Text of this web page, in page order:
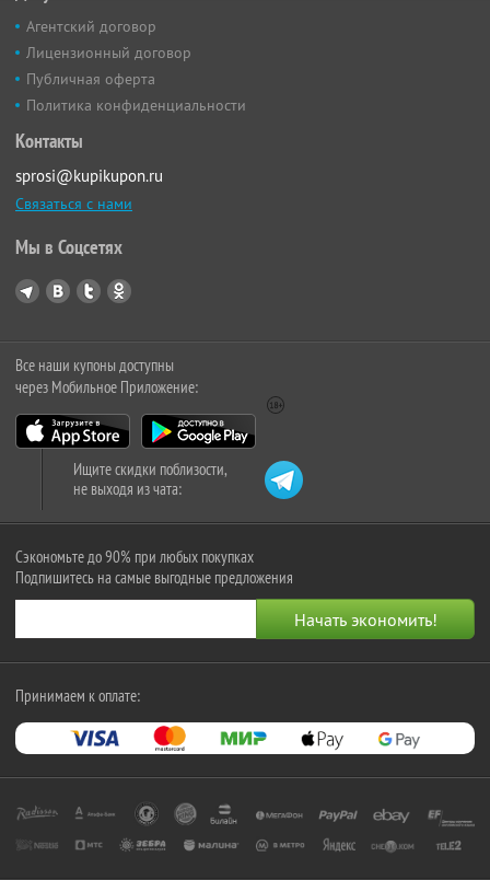
Агентский договор
Лицензионный договор
Публичная оферта
Политика конфиденциальности
Контакты
sprosi@kupikupon.ru
Связаться с нами
Мы в Соцсетях
Все наши купоны доступны
через Мобильное Приложение:
Ищите скидки поблизости,
не выходя из чата:
Сэкономьте до 90% при любых покупках
Подпишитесь на самые выгодные предложения
Принимаем к оплате: